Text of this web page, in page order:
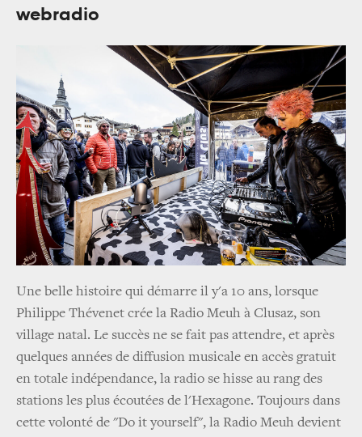
webradio
Une belle histoire qui démarre il y'a 10 ans, lorsque
Philippe Thévenet crée la Radio Meuh à Clusaz, son
village natal. Le succès ne se fait pas attendre, et après
quelques années de diffusion musicale en accès gratuit
en totale indépendance, la radio se hisse au rang des
stations les plus écoutées de l'Hexagone. Toujours dans
cette volonté de "Do it yourself", la Radio Meuh devient